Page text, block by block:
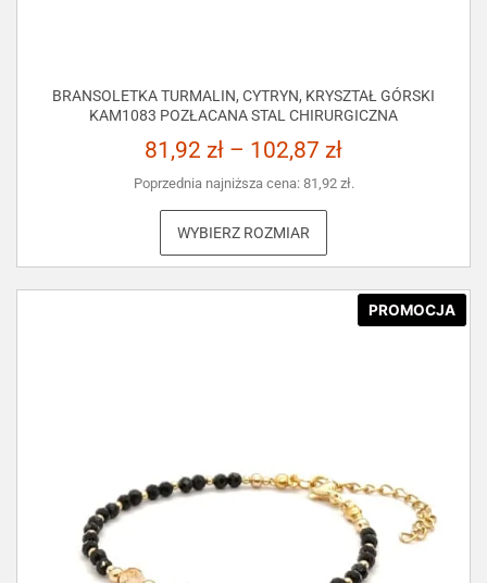
BRANSOLETKA TURMALIN, CYTRYN, KRYSZTAŁ GÓRSKI
KAM1083 POZŁACANA STAL CHIRURGICZNA
81,92 zł – 102,87 zł
Poprzednia najniższa cena: 81,92 zł.
WYBIERZ ROZMIAR
PROMOCJA